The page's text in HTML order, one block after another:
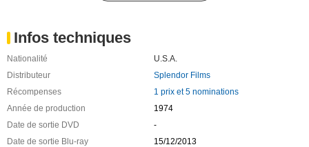
Infos techniques
Nationalité
U.S.A.
Distributeur
Splendor Films
Récompenses
1 prix et 5 nominations
Année de production
1974
Date de sortie DVD
-
Date de sortie Blu-ray
15/12/2013